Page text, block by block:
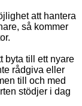
att hantera
så kommer
byta till ett nyare
rådgiva eller
till och med
stödjer i dag